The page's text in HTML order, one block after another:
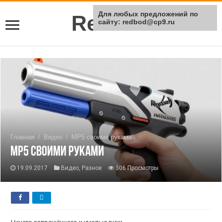
Rei Red
Главная / Видео / МР5 своими руками
МР5 своими руками
19.09.2017 Видео, Разное 306 Просмотры
Для любых предложений по
сайту: redbod@cp9.ru